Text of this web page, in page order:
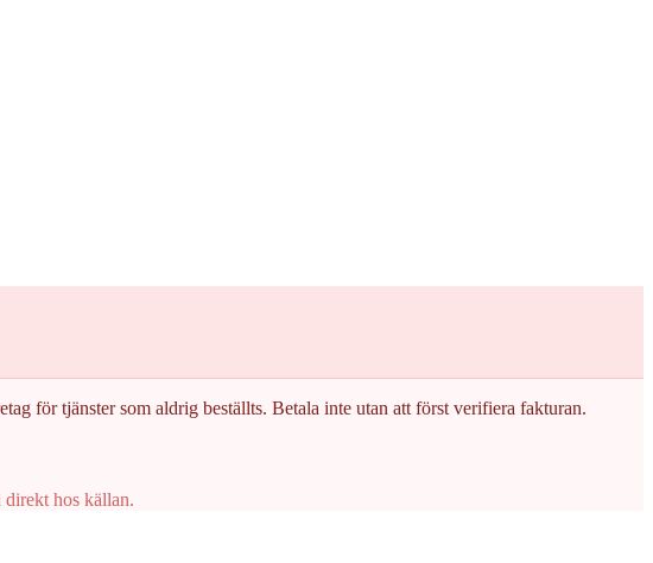
för tjänster som aldrig beställts. Betala inte utan att först verifiera fakturan.
hos källan.